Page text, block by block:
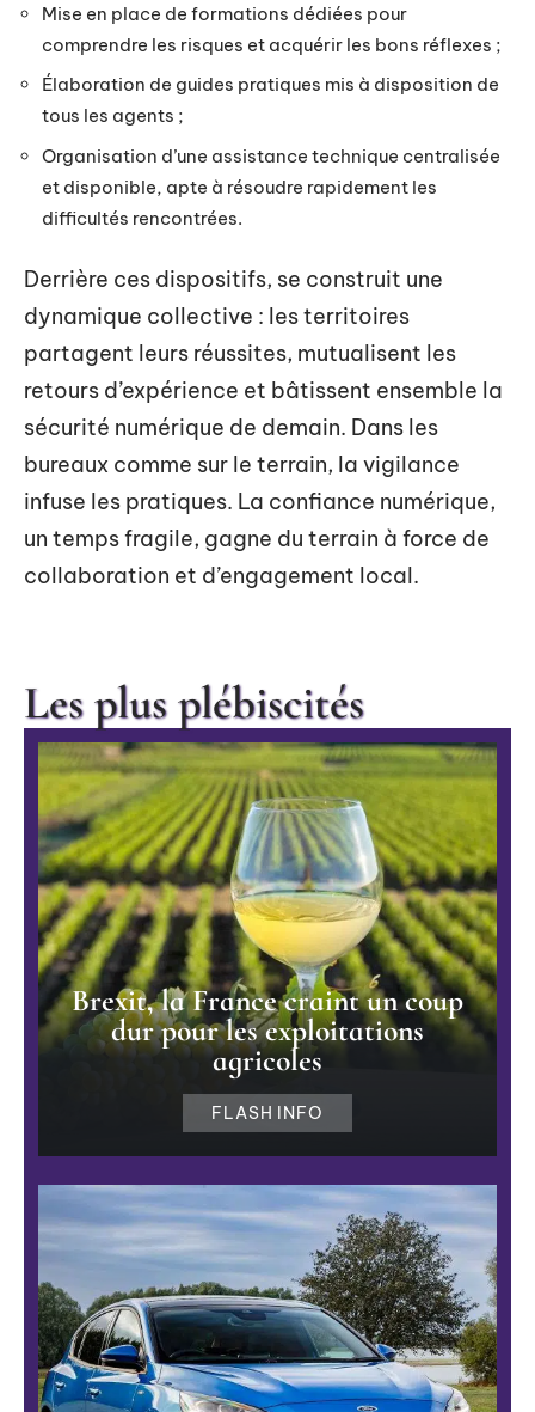
Mise en place de formations dédiées pour
comprendre les risques et acquérir les bons réflexes ;
Élaboration de guides pratiques mis à disposition de
tous les agents ;
Organisation d’une assistance technique centralisée
et disponible, apte à résoudre rapidement les
difficultés rencontrées.
Derrière ces dispositifs, se construit une
dynamique collective : les territoires
partagent leurs réussites, mutualisent les
retours d’expérience et bâtissent ensemble la
sécurité numérique de demain. Dans les
bureaux comme sur le terrain, la vigilance
infuse les pratiques. La confiance numérique,
un temps fragile, gagne du terrain à force de
collaboration et d’engagement local.
Les plus plébiscités
Brexit, la France craint un coup
dur pour les exploitations
agricoles
FLASH INFO